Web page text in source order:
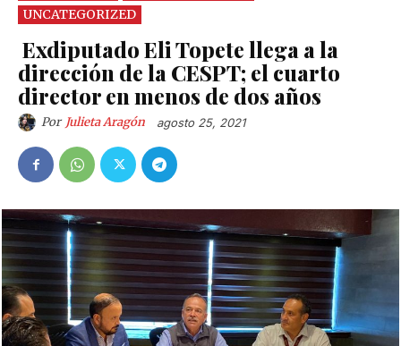
UNCATEGORIZED
Exdiputado Eli Topete llega a la
dirección de la CESPT; el cuarto
director en menos de dos años
Por Julieta Aragón agosto 25, 2021